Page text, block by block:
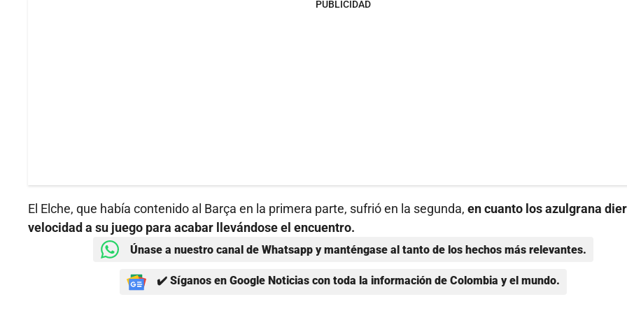
PUBLICIDAD
El Elche, que había contenido al Barça en la primera parte, sufrió en la segunda, en cuanto los azulgrana
velocidad a su juego para acabar llevándose el encuentro.
Únase a nuestro canal de Whatsapp y manténgase al tanto de los hechos más relevantes.
✔️ Síganos en Google Noticias con toda la información de Colombia y el mundo.